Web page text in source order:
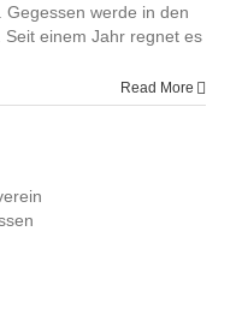
werde in den
einem Jahr regnet es
Read More